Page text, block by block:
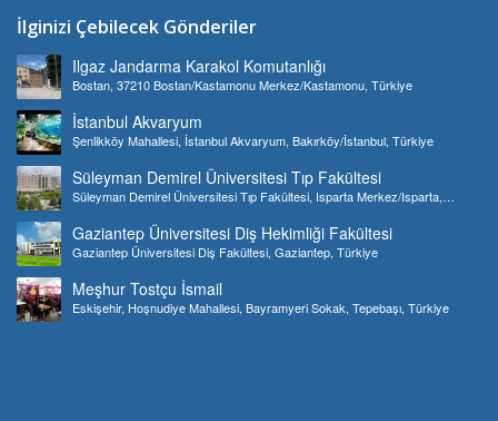
İlginizi Çebilecek Gönderiler
Ilgaz Jandarma Karakol Komutanlığı
Bostan, 37210 Bostan/Kastamonu Merkez/Kastamonu, Türkiye
İstanbul Akvaryum
Şenlikköy Mahallesi, İstanbul Akvaryum, Bakırköy/İstanbul, Türkiye
Süleyman Demirel Üniversitesi Tıp Fakültesi
Süleyman Demirel Üniversitesi Tıp Fakültesi, Isparta Merkez/Isparta,
Gaziantep Üniversitesi Diş Hekimliği Fakültesi
Gaziantep Üniversitesi Diş Fakültesi, Gaziantep, Türkiye
Meşhur Tostçu İsmail
Eskişehir, Hoşnudiye Mahallesi, Bayramyeri Sokak, Tepebaşı, Türkiye